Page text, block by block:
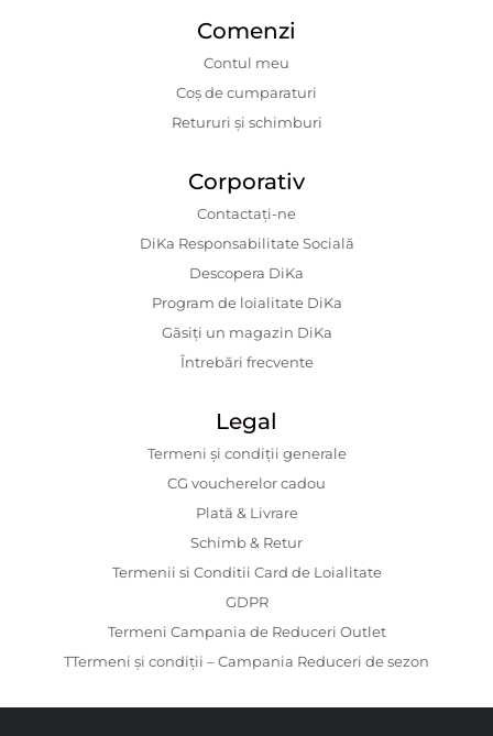
Comenzi
Contul meu
Coș de cumparaturi
Retururi și schimburi
Corporativ
Contactaţi-ne
DiKa Responsabilitate Socială
Descopera DiKa
Program de loialitate DiKa
Găsiți un magazin DiKa
Întrebări frecvente
Legal
Termeni și condiții generale
CG voucherelor cadou
Plată & Livrare
Schimb & Retur
Termenii si Conditii Card de Loialitate
GDPR
Termeni Campania de Reduceri Outlet
TTermeni și condiții – Campania Reduceri de sezon